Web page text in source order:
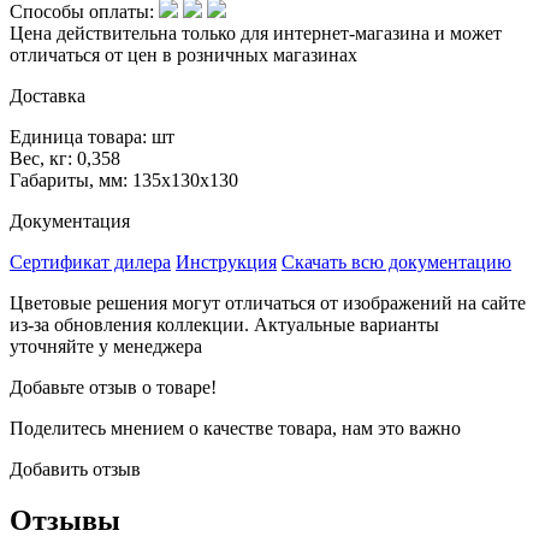
Способы оплаты:
Цена действительна только для интернет-магазина и может
отличаться от цен в розничных магазинах
Доставка
Единица товара: шт
Вес, кг: 0,358
Габариты, мм: 135x130x130
Документация
Сертификат дилера Инструкция Скачать всю документацию
Цветовые решения могут отличаться от изображений на сайте
из-за обновления коллекции. Актуальные варианты
уточняйте у менеджера
Добавьте отзыв о товаре!
Поделитесь мнением о качестве товара, нам это важно
Добавить отзыв
Отзывы